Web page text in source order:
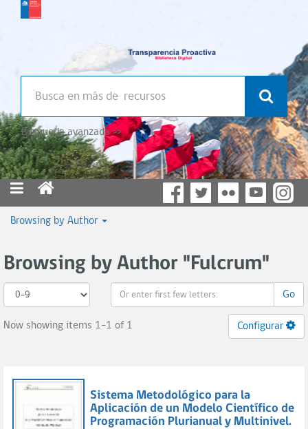
Búsqueda avanzada >>
Browsing by Author
Browsing by Author "Fulcrum"
Go
Now showing items 1-1 of 1 Configurar
Sistema Metodológico para la
Aplicación de un Modelo Científico de
Programación Plurianual y Multinivel.